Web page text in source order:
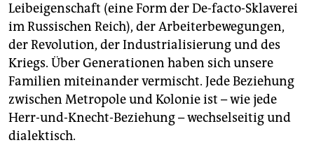
Leibeigenschaft (eine Form der De-facto-Sklaverei
im Russischen Reich), der Arbeiterbewegungen,
der Revolution, der Industrialisierung und des
Kriegs. Über Generationen haben sich unsere
Familien miteinander vermischt. Jede Beziehung
zwischen Metropole und Kolonie ist – wie jede
Herr-und-Knecht-Beziehung – wechselseitig und
dialektisch.